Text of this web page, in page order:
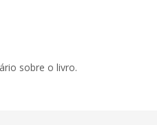
sobre o livro.